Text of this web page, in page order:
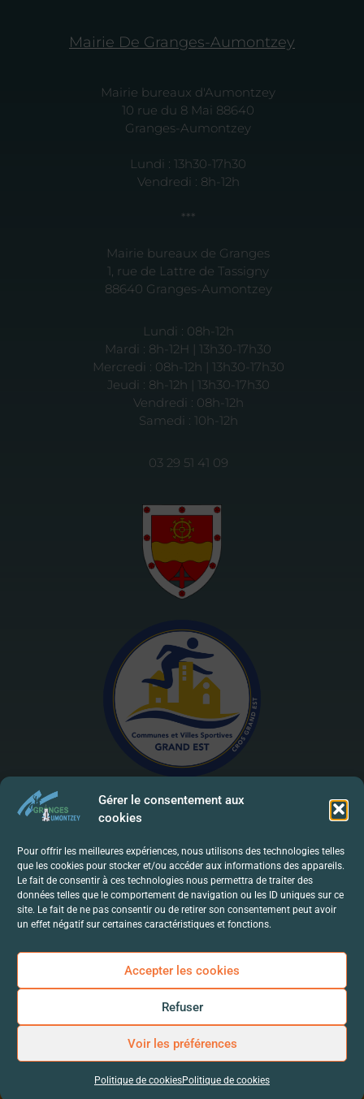
Gérer le consentement aux
cookies
Pour offrir les meilleures expériences, nous utilisons des technologies telles
que les cookies pour stocker et/ou accéder aux informations des appareils.
Le fait de consentir à ces technologies nous permettra de traiter des
données telles que le comportement de navigation ou les ID uniques sur ce
site. Le fait de ne pas consentir ou de retirer son consentement peut avoir
un effet négatif sur certaines caractéristiques et fonctions.
Accepter les cookies
Refuser
Voir les préférences
Politique de cookiesPolitique de cookies
Mairie De Granges-Aumontzey
Mairie bureaux d'Aumontzey
10 rue du 8 Mai 88640
Granges-Aumontzey
Lundi : 13h30-17h30
Vendredi : 8h-12h
***
Mairie bureaux de Granges
1, rue de Lattre de Tassigny
88640 Granges-Aumontzey
Lundi : 08h-12h
Mardi : 8h-12H | 13h30-17h30
Mercredi : 08h-12h | 13h30-17h30
Jeudi : 8h-12h | 13h30-17h30
Vendredi : 08h-12h
Samedi : 10h-12h
03 29 51 41 09
Mentions Légales | RGPD
Politique De Confidentialité
Contact
© 2024-Mairie de Granges-Aumontzey